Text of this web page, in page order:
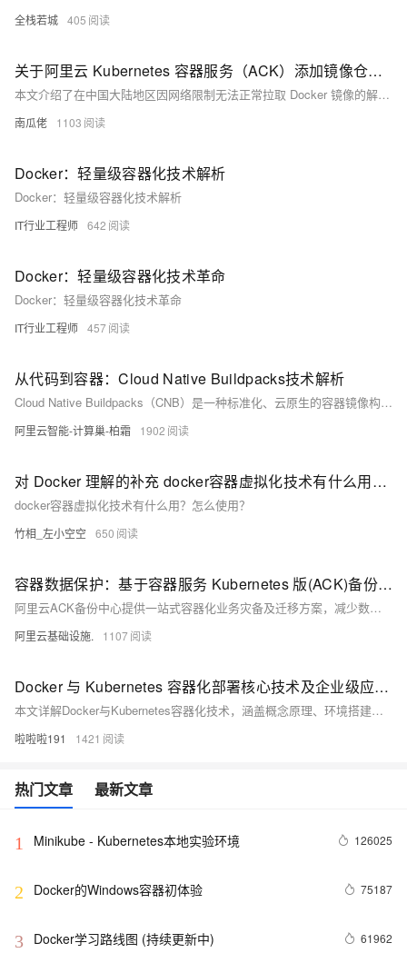
全栈若城 405
关于阿里云 Kubernetes 容器服务（ACK）添加镜像仓库的快速说明
本文介绍了在中国大陆地区因网络限制无法正常拉取 Docker 镜像的解决方案。作者所在的阿里云 Kubernetes 集群使用的是较旧版本的 containerd（1.2x），且无法直接通过 SSH 修改节点配置，因此采用了一种无需更改 Kubernetes 配置文件的方法。通过为 `docker.io` 添加 containerd 的镜像源，并使用脚本自动修改 containerd 配置文件中的路径错误（将错误的 `cert.d` 改为 `certs.d`），最终实现了通过多个镜像站点拉取镜像。作者还提供了一个可重复运行的脚本，用于动态配置镜像源。虽然该方案能缓解镜像拉取问题，
南瓜佬 1103
Docker：轻量级容器化技术解析
Docker：轻量级容器化技术解析
IT行业工程师 642
Docker：轻量级容器化技术革命
Docker：轻量级容器化技术革命
IT行业工程师 457
从代码到容器：Cloud Native Buildpacks技术解析
Cloud Native Buildpacks（CNB）是一种标准化、云原生的容器镜像构建系统，旨在消除手动编写Dockerfile，提供可重复、安全且高效的构建流程。它通过分层策略生成符合OCI标准的镜像，实现应用与基础镜像解耦，并自动化依赖管理和更新。阿里云应用管理支持通过CNB技术一键部署应用至ECS，简化构建和运行流程。
阿里云智能-计算巢-柏霜 1902
对 Docker 理解的补充 docker容器虚拟化技术有什么用？怎么使用？
docker容器虚拟化技术有什么用？怎么使用？
竹相_左小空空 650
容器数据保护：基于容器服务 Kubernetes 版(ACK)备份中心实现K8s存储卷一键备份与恢复
阿里云ACK备份中心提供一站式容器化业务灾备及迁移方案，减少数据丢失风险，确保业务稳定运行。
阿里云基础设施. 1107
Docker 与 Kubernetes 容器化部署核心技术及企业级应用实践全方案解析
本文详解Docker与Kubernetes容器化技术，涵盖概念原理、环境搭建、镜像构建、应用部署及监控扩展，助你掌握企业级容器化方案，提升应用开发与运维效率。
啦啦啦191 1421
热门文章 最新文章
1 Minikube - Kubernetes本地实验环境 126025
2 Docker的Windows容器初体验 75187
3 Docker学习路线图 (持续更新中) 61962